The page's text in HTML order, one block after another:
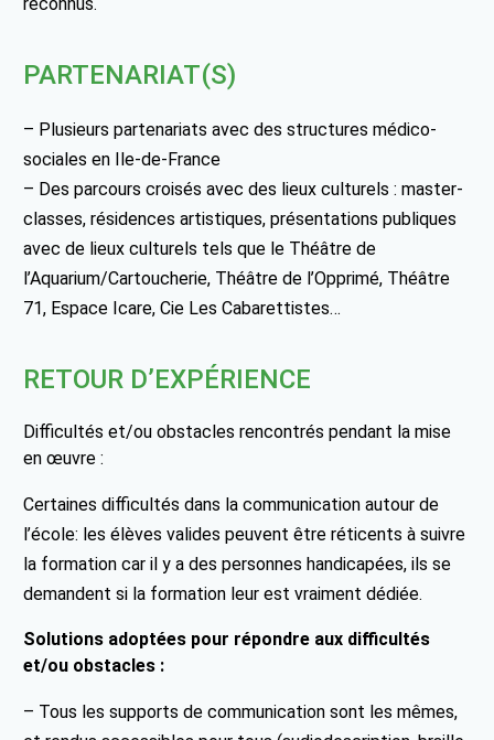
PARTENARIAT(S)
– Plusieurs partenariats avec des structures médico-
sociales en Ile-de-France
– Des parcours croisés avec des lieux culturels : master-
classes, résidences artistiques, présentations publiques
avec de lieux culturels tels que le Théâtre de
l’Aquarium/Cartoucherie, Théâtre de l’Opprimé, Théâtre
71, Espace Icare, Cie Les Cabarettistes…
RETOUR D’EXPÉRIENCE
Difficultés et/ou obstacles rencontrés pendant la mise
en œuvre :
Certaines difficultés dans la communication autour de
l’école: les élèves valides peuvent être réticents à suivre
la formation car il y a des personnes handicapées, ils se
demandent si la formation leur est vraiment dédiée.
Solutions adoptées pour répondre aux difficultés
et/ou obstacles :
– Tous les supports de communication sont les mêmes,